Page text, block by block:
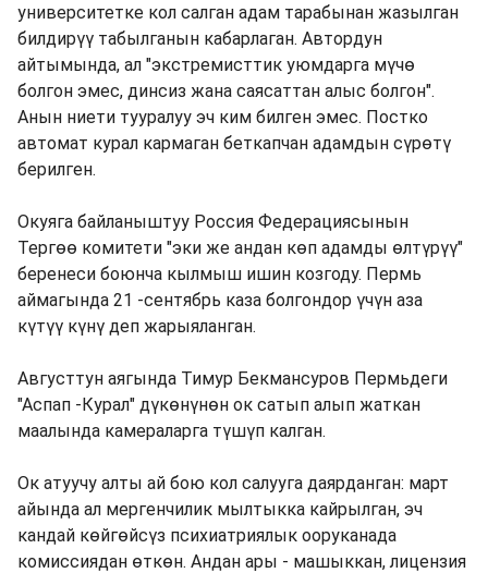
университетке кол салган адам тарабынан жазылган
билдирүү табылганын кабарлаган. Автордун
айтымында, ал "экстремисттик уюмдарга мүчө
болгон эмес, динсиз жана саясаттан алыс болгон".
Анын ниети тууралуу эч ким билген эмес. Постко
автомат курал кармаган беткапчан адамдын сүрөтү
берилген.
Окуяга байланыштуу Россия Федерациясынын
Тергөө комитети "эки же андан көп адамды өлтүрүү"
беренеси боюнча кылмыш ишин козгоду. Пермь
аймагында 21 -сентябрь каза болгондор үчүн аза
күтүү күнү деп жарыяланган.
Августтун аягында Тимур Бекмансуров Пермьдеги
"Аспап -Курал" дүкөнүнөн ок сатып алып жаткан
маалында камераларга түшүп калган.
Ок атуучу алты ай бою кол салууга даярданган: март
айында ал мергенчилик мылтыкка кайрылган, эч
кандай көйгөйсүз психиатриялык ооруканада
комиссиядан өткөн. Андан ары - машыккан, лицензия